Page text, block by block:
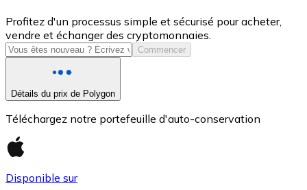
USD Coin
USDC
Profitez d'un processus simple et sécurisé pour acheter,
vendre et échanger des cryptomonnaies.
Commencer
Détails du prix de Polygon
Téléchargez notre portefeuille d'auto-conservation
Disponible sur